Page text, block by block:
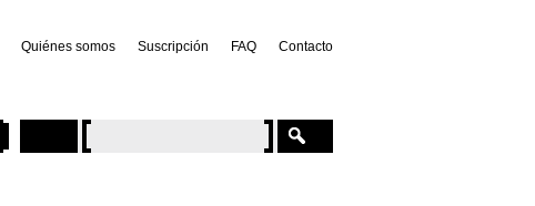
Quiénes somos Suscripción FAQ Contacto